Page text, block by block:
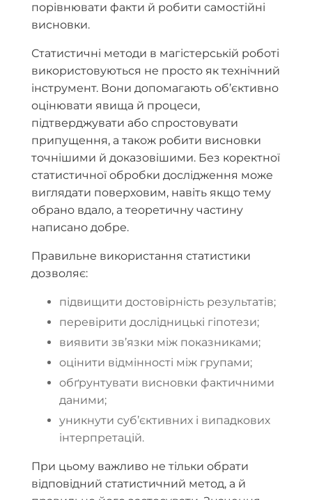
порівнювати факти й робити самостійні
висновки.
Статистичні методи в магістерській роботі
використовуються не просто як технічний
інструмент. Вони допомагають об’єктивно
оцінювати явища й процеси,
підтверджувати або спростовувати
припущення, а також робити висновки
точнішими й доказовішими. Без коректної
статистичної обробки дослідження може
виглядати поверховим, навіть якщо тему
обрано вдало, а теоретичну частину
написано добре.
Правильне використання статистики
дозволяє:
підвищити достовірність результатів;
перевірити дослідницькі гіпотези;
виявити зв’язки між показниками;
оцінити відмінності між групами;
обґрунтувати висновки фактичними
даними;
уникнути суб’єктивних і випадкових
інтерпретацій.
При цьому важливо не тільки обрати
відповідний статистичний метод, а й